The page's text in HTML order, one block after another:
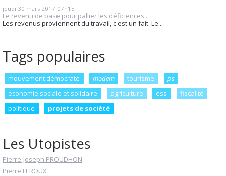
jeudi 30 mars 2017 07h15
Le revenu de base pour pallier les déficiences...
Les revenus proviennent du travail, c'est un fait. Le...
Tags populaires
mouvement démocrate modem tourisme
ps
economie sociale et solidaire
agriculture ess
fiscalité
politique
projets de société
Les Utopistes
Pierre-Joseph PROUDHON
Pierre LEROUX